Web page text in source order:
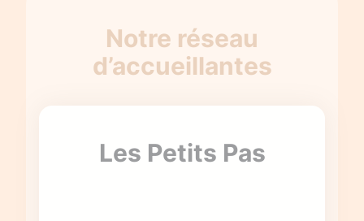
Notre réseau
d’accueillantes
Les Petits Pas